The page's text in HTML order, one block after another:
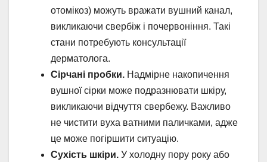
отомікоз) можуть вражати вушний канал,
викликаючи свербіж і почервоніння. Такі
стани потребують консультації
дерматолога.
Сірчані пробки. Надмірне накопичення
вушної сірки може подразнювати шкіру,
викликаючи відчуття свербежу. Важливо
не чистити вуха ватними паличками, адже
це може погіршити ситуацію.
Сухість шкіри. У холодну пору року або